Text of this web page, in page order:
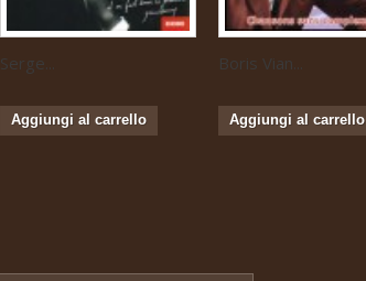
Serge...
Aggiungi al carrello
Boris Vian...
Aggiungi al carrello